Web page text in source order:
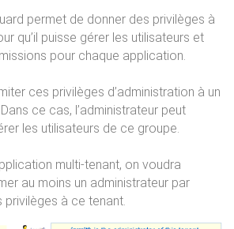
permet de donner des privilèges à
qu’il puisse gérer les utilisateurs et
pour chaque application.
ces privilèges d’administration à un
ce cas, l’administrateur peut
les utilisateurs de ce groupe.
multi-tenant, on voudra
au moins un administrateur par
privilèges à ce tenant.